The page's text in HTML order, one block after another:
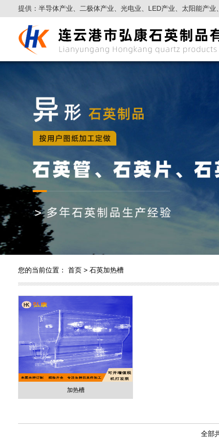
提供：半导体产业、二极体产业、光电业、LED产业、太阳能产
您的当前位置： 首页 > 石英加热槽
加热槽
全部